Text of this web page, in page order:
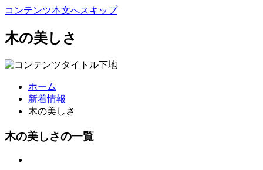
コンテンツ本文へスキップ
木の美しさ
ホーム
新着情報
木の美しさ
木の美しさの一覧